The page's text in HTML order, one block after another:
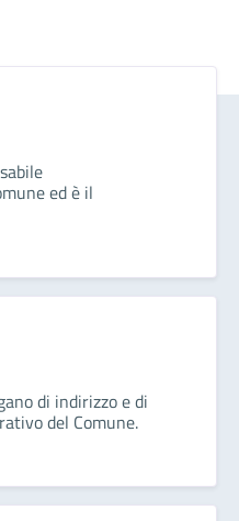
ed è il
di indirizzo e di
del Comune.